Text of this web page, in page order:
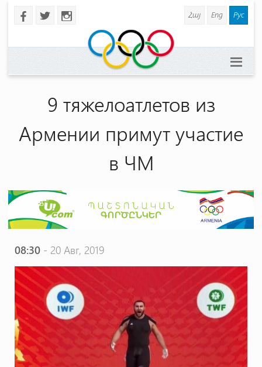
b a x Հայ Eng Рус
9 тяжелоатлетов из
Армении примут участие
в ЧМ
08:30- 20 Авг, 2019